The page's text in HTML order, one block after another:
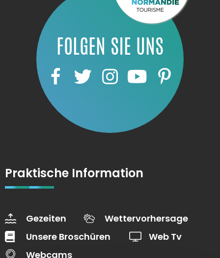
FOLGEN SIE UNS
Praktische Information
Gezeiten
Wettervorhersage
Unsere Broschüren
Web Tv
Webcams